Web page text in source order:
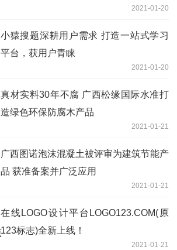
2021-01-20
小猿搜题深耕用户需求 打造一站式学习
平台，获用户青睐
2021-01-20
真材实料30年不腐 广西松缘国际水准打
造绿色环保防腐木产品
2021-01-21
广西图诺泡沫混凝土被评审为建筑节能产
品 获准备案并广泛应用
2021-01-21
在线LOGO设计平台LOGO123.COM(原
123标志)全新上线！
2021-01-21